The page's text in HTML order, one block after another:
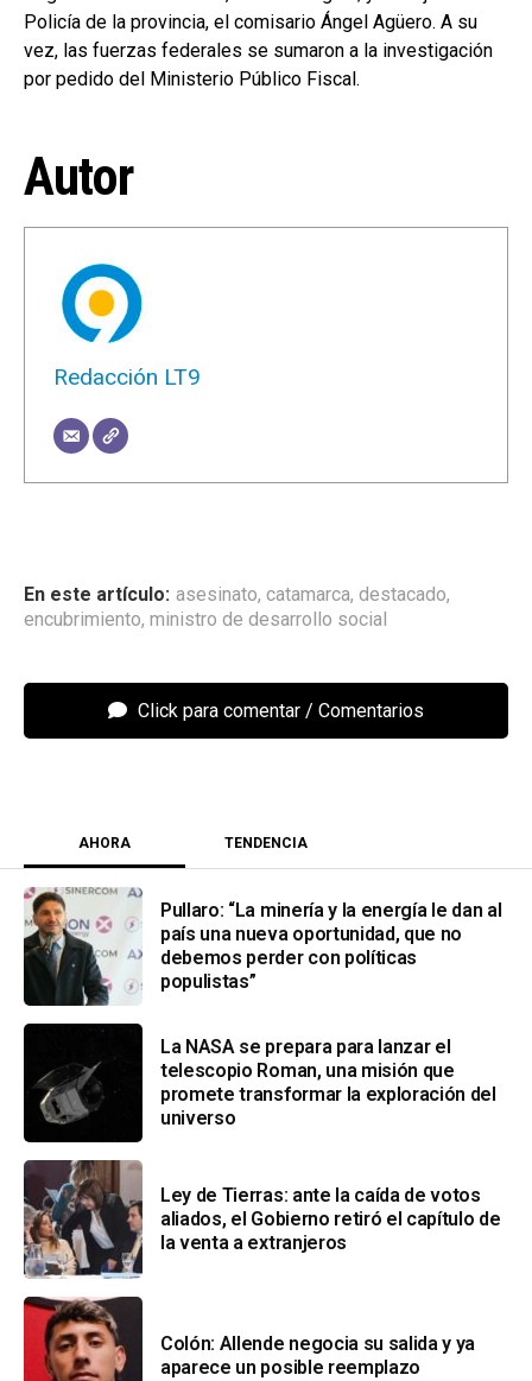
Policía de la provincia, el comisario Ángel Agüero. A su
vez, las fuerzas federales se sumaron a la investigación
por pedido del Ministerio Público Fiscal.
Autor
Redacción LT9
asesinato, catamarca, destacado,
encubrimiento, ministro de desarrollo social
Click para comentar
AHORA TENDENCIA
Pullaro: “La minería y la energía le dan al
país una nueva oportunidad, que no
debemos perder con políticas
populistas”
La NASA se prepara para lanzar el
telescopio Roman, una misión que
promete transformar la exploración del
universo
Ley de Tierras: ante la caída de votos
aliados, el Gobierno retiró el capítulo de
la venta a extranjeros
Colón: Allende negocia su salida y ya
aparece un posible reemplazo